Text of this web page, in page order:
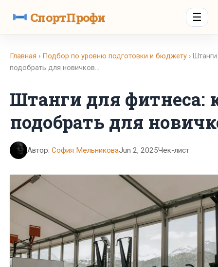
СпортПрофи ☰
Главная › Подбор по уровню подготовки и бюджету ›
подобрать для новичков…
Штанги для фитнеса:
подобрать для
Автор: София МельниковаJun 2, 2025Чек-лист